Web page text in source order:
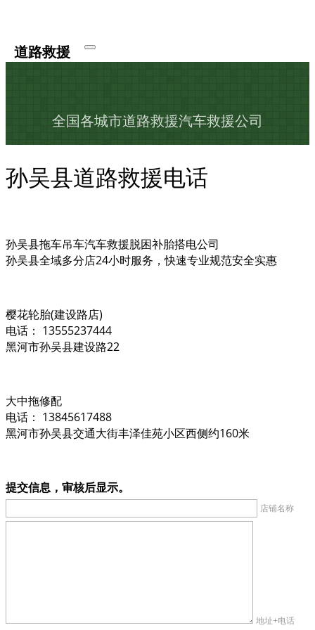
道路救援
全国各城市道路救援汽车救援公司
孙吴县道路救援电话
孙吴县拖车吊车汽车救援脱困补胎搭电公司
孙吴县全域多分店24小时服务，快速专业规范安全实惠
樱花轮胎(建设路店)
电话： 13555237444
黑河市孙吴县建设路22
大中拖修配
电话： 13845617488
黑河市孙吴县交通大街丰泽佳苑小区西侧约160米
提交信息，审核后显示。
店铺名称
地址+电话